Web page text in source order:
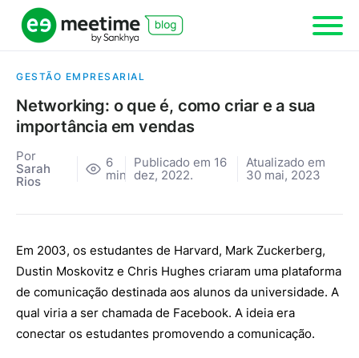
GESTÃO EMPRESARIAL
Networking: o que é, como criar e a sua
importância em vendas
Por
Sarah
Rios
6
min
Publicado em 16
dez, 2022.
Atualizado em
30 mai, 2023
Em 2003, os estudantes de Harvard, Mark Zuckerberg,
Dustin Moskovitz e Chris Hughes criaram uma plataforma
de comunicação destinada aos alunos da universidade. A
qual viria a ser chamada de Facebook. A ideia era
conectar os estudantes promovendo a comunicação.